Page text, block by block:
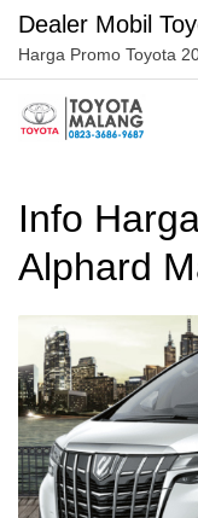
Langsung
konten
Dealer Mobil
Harga Promo Toyota
Info
Alphard